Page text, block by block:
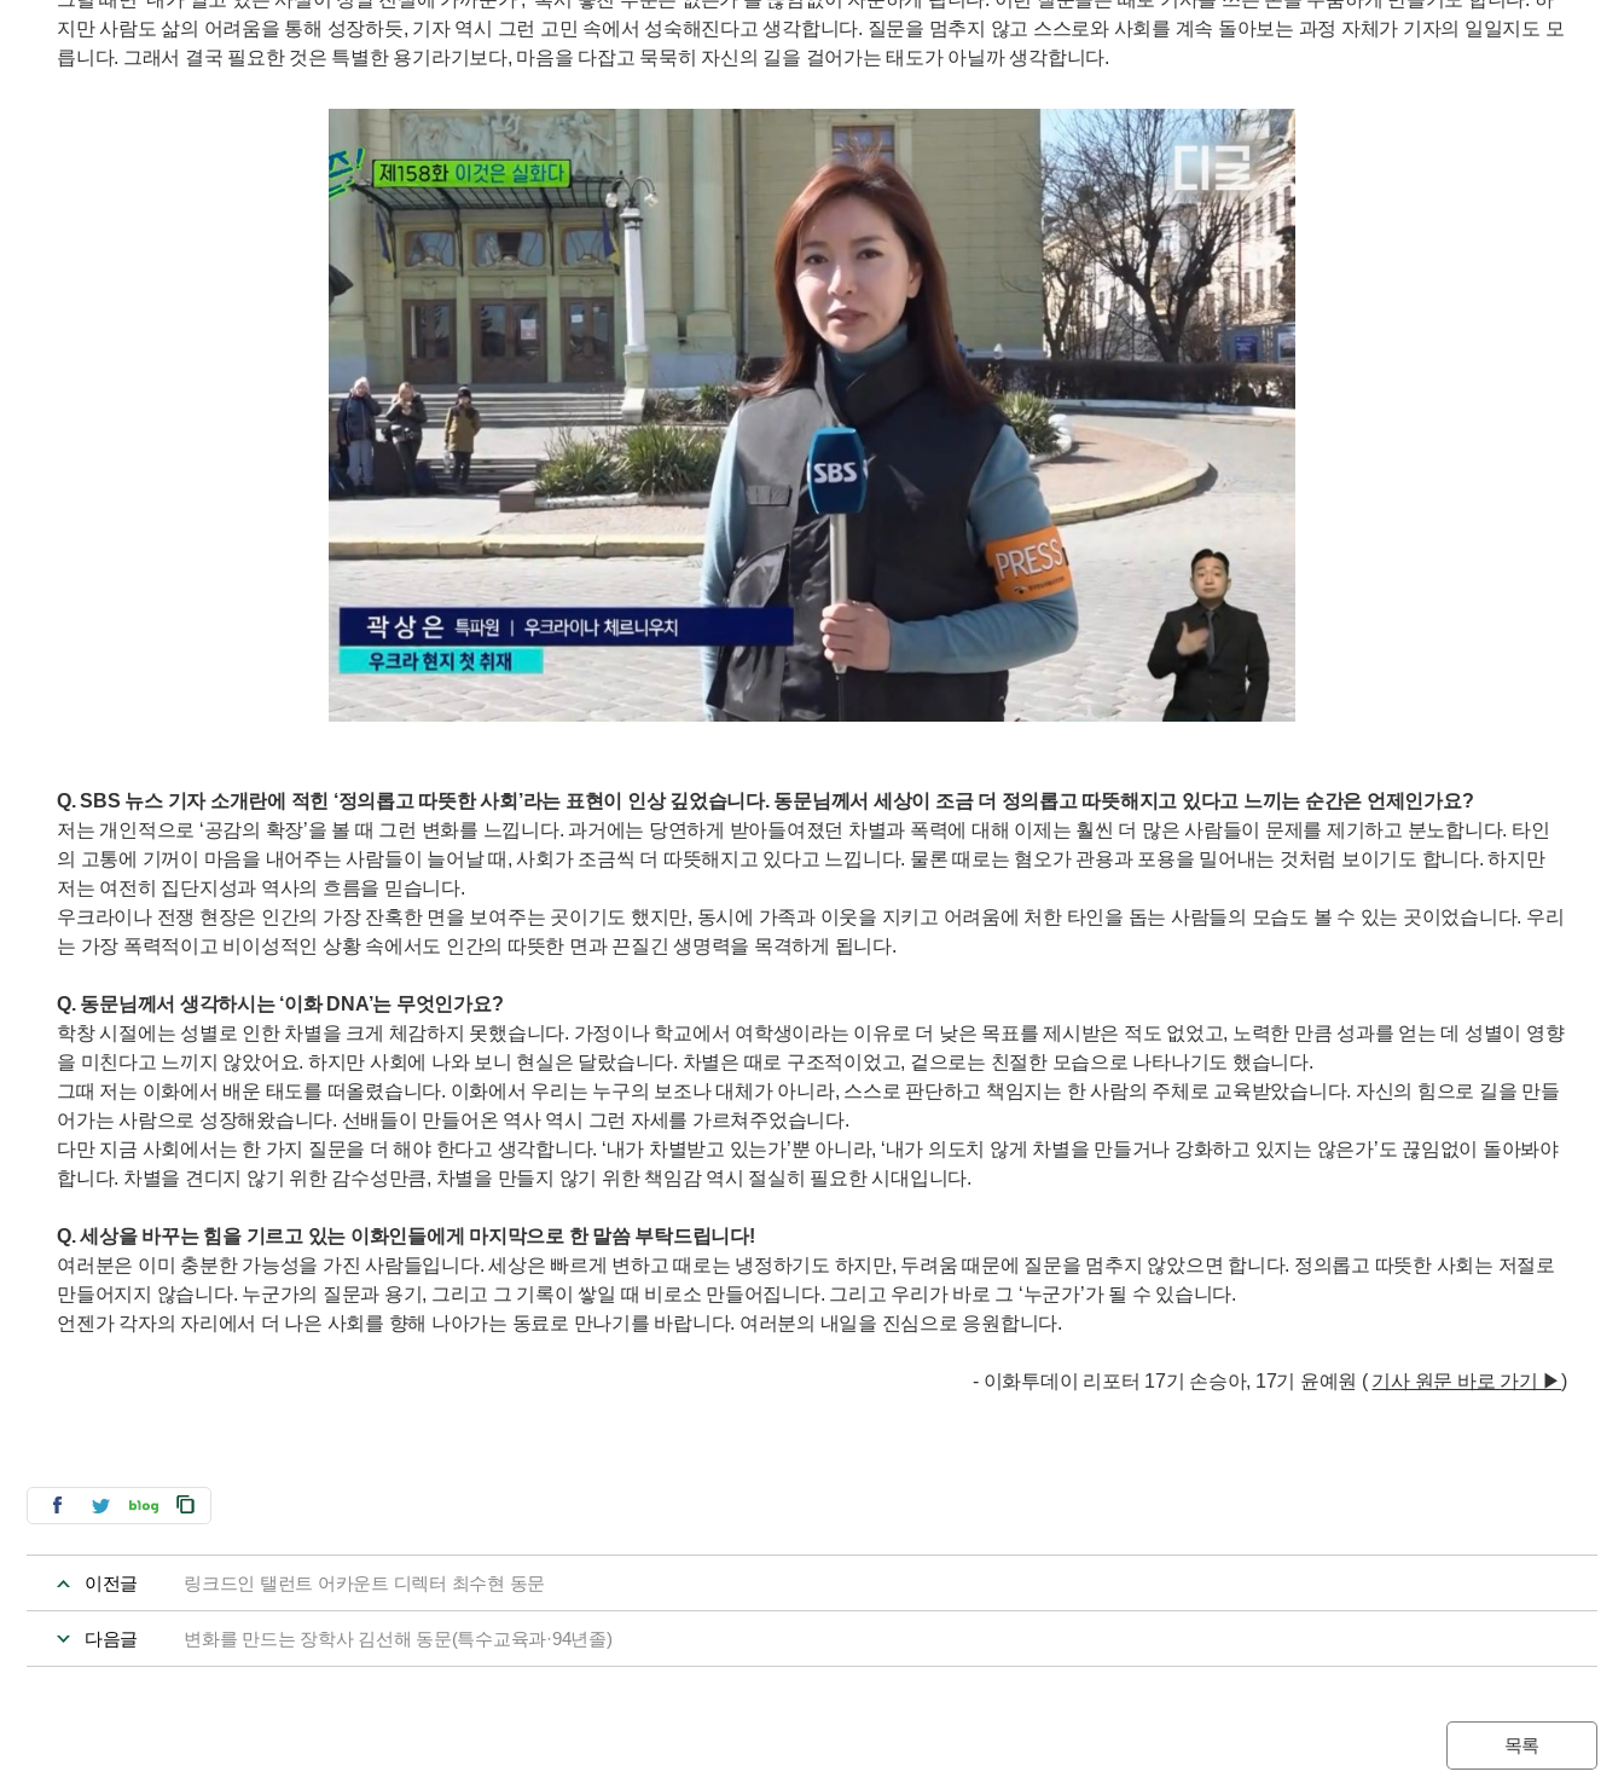
지만 사람도 삶의 어려움을 통해 성장하듯, 기자 역시 그런 고민 속에서 성숙해진다고 생각합니다. 질문을 멈추지 않고 스스로와 사회를 계속 돌아보는 과정 자체가 기자의 일일지도 모
릅니다. 그래서 결국 필요한 것은 특별한 용기라기보다, 마음을 다잡고 묵묵히 자신의 길을 걸어가는 태도가 아닐까 생각합니다.
Q. SBS 뉴스 기자 소개란에 적힌 ‘정의롭고 따뜻한 사회’라는 표현이 인상 깊었습니다. 동문님께서 세상이 조금 더 정의롭고 따뜻해지고 있다고 느끼는 순간은 언제인가요?
저는 개인적으로 ‘공감의 확장’을 볼 때 그런 변화를 느낍니다. 과거에는 당연하게 받아들여졌던 차별과 폭력에 대해 이제는 훨씬 더 많은 사람들이 문제를 제기하고 분노합니다. 타인
의 고통에 기꺼이 마음을 내어주는 사람들이 늘어날 때, 사회가 조금씩 더 따뜻해지고 있다고 느낍니다. 물론 때로는 혐오가 관용과 포용을 밀어내는 것처럼 보이기도 합니다. 하지만
저는 여전히 집단지성과 역사의 흐름을 믿습니다.
우크라이나 전쟁 현장은 인간의 가장 잔혹한 면을 보여주는 곳이기도 했지만, 동시에 가족과 이웃을 지키고 어려움에 처한 타인을 돕는 사람들의 모습도 볼 수 있는 곳이었습니다. 우리
는 가장 폭력적이고 비이성적인 상황 속에서도 인간의 따뜻한 면과 끈질긴 생명력을 목격하게 됩니다.
Q. 동문님께서 생각하시는 ‘이화 DNA’는 무엇인가요?
학창 시절에는 성별로 인한 차별을 크게 체감하지 못했습니다. 가정이나 학교에서 여학생이라는 이유로 더 낮은 목표를 제시받은 적도 없었고, 노력한 만큼 성과를 얻는 데 성별이 영향
을 미친다고 느끼지 않았어요. 하지만 사회에 나와 보니 현실은 달랐습니다. 차별은 때로 구조적이었고, 겉으로는 친절한 모습으로 나타나기도 했습니다.
그때 저는 이화에서 배운 태도를 떠올렸습니다. 이화에서 우리는 누구의 보조나 대체가 아니라, 스스로 판단하고 책임지는 한 사람의 주체로 교육받았습니다. 자신의 힘으로 길을 만들
어가는 사람으로 성장해왔습니다. 선배들이 만들어온 역사 역시 그런 자세를 가르쳐주었습니다.
다만 지금 사회에서는 한 가지 질문을 더 해야 한다고 생각합니다. ‘내가 차별받고 있는가’뿐 아니라, ‘내가 의도치 않게 차별을 만들거나 강화하고 있지는 않은가’도 끊임없이 돌아봐야
합니다. 차별을 견디지 않기 위한 감수성만큼, 차별을 만들지 않기 위한 책임감 역시 절실히 필요한 시대입니다.
Q. 세상을 바꾸는 힘을 기르고 있는 이화인들에게 마지막으로 한 말씀 부탁드립니다!
여러분은 이미 충분한 가능성을 가진 사람들입니다. 세상은 빠르게 변하고 때로는 냉정하기도 하지만, 두려움 때문에 질문을 멈추지 않았으면 합니다. 정의롭고 따뜻한 사회는 저절로
만들어지지 않습니다. 누군가의 질문과 용기, 그리고 그 기록이 쌓일 때 비로소 만들어집니다. 그리고 우리가 바로 그 ‘누군가’가 될 수 있습니다.
언젠가 각자의 자리에서 더 나은 사회를 향해 나아가는 동료로 만나기를 바랍니다. 여러분의 내일을 진심으로 응원합니다.
- 이화투데이 리포터 17기 손승아, 17기 윤예원 ( 기사 원문 바로 가기 ▶)
이전글 링크드인 탤런트 어카운트 디렉터 최수현 동문
다음글 변화를 만드는 장학사 김선해 동문(특수교육과·94년졸)
목록